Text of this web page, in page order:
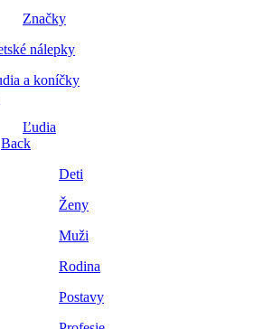
Značky
nálepky
a koníčky
Ľudia
Back
Deti
Ženy
Muži
Rodina
Postavy